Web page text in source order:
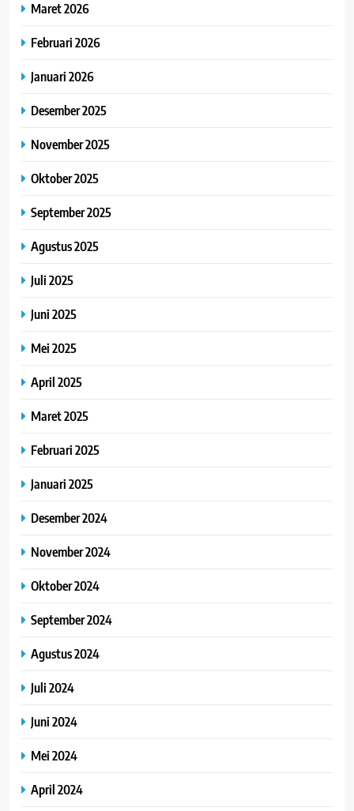
Maret 2026
Februari 2026
Januari 2026
Desember 2025
November 2025
Oktober 2025
September 2025
Agustus 2025
Juli 2025
Juni 2025
Mei 2025
April 2025
Maret 2025
Februari 2025
Januari 2025
Desember 2024
November 2024
Oktober 2024
September 2024
Agustus 2024
Juli 2024
Juni 2024
Mei 2024
April 2024